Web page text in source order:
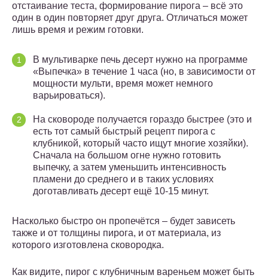
отстаивание теста, формирование пирога – всё это
один в один повторяет друг друга. Отличаться может
лишь время и режим готовки.
В мультиварке печь десерт нужно на программе
«Выпечка» в течение 1 часа (но, в зависимости от
мощности мульти, время может немного
варьироваться).
На сковороде получается гораздо быстрее (это и
есть тот самый быстрый рецепт пирога с
клубникой, который часто ищут многие хозяйки).
Сначала на большом огне нужно готовить
выпечку, а затем уменьшить интенсивность
пламени до среднего и в таких условиях
доготавливать десерт ещё 10-15 минут.
Насколько быстро он пропечётся – будет зависеть
также и от толщины пирога, и от материала, из
которого изготовлена сковородка.
Как видите, пирог с клубничным вареньем может быть